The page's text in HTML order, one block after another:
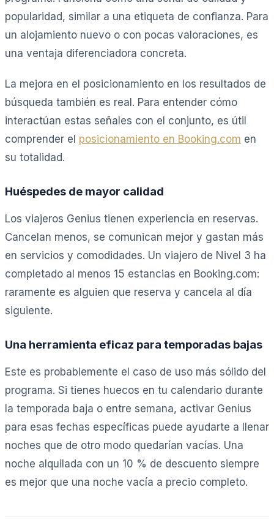
popularidad, similar a una etiqueta de confianza. Para
un alojamiento nuevo o con pocas valoraciones, es
una ventaja diferenciadora concreta.
La mejora en el posicionamiento en los resultados de
búsqueda también es real. Para entender cómo
interactúan estas señales con el conjunto, es útil
comprender el posicionamiento en Booking.com en
su totalidad.
Huéspedes de mayor calidad
Los viajeros Genius tienen experiencia en reservas.
Cancelan menos, se comunican mejor y gastan más
en servicios y comodidades. Un viajero de Nivel 3 ha
completado al menos 15 estancias en Booking.com:
raramente es alguien que reserva y cancela al día
siguiente.
Una herramienta eficaz para temporadas bajas
Este es probablemente el caso de uso más sólido del
programa. Si tienes huecos en tu calendario durante
la temporada baja o entre semana, activar Genius
para esas fechas específicas puede ayudarte a llenar
noches que de otro modo quedarían vacías. Una
noche alquilada con un 10 % de descuento siempre
es mejor que una noche vacía a precio completo.